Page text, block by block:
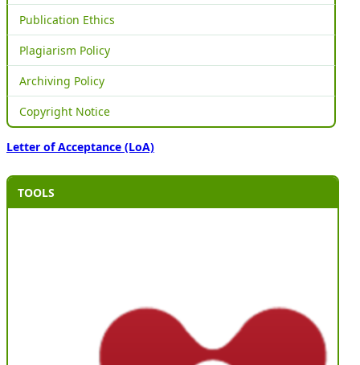
Publication Ethics
Plagiarism Policy
Archiving Policy
Copyright Notice
Letter of Acceptance (LoA)
TOOLS